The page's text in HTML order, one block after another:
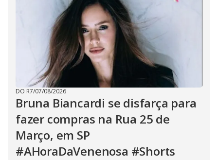
DO R7/07/08/2026
Bruna Biancardi se disfarça para
fazer compras na Rua 25 de
Março, em SP
#AHoraDaVenenosa #Shorts